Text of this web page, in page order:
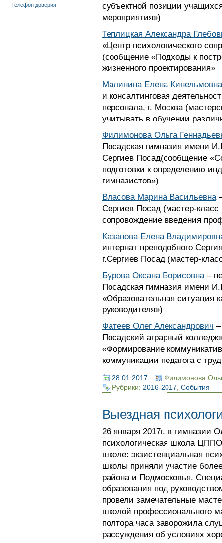
субъектной позиции
мероприятия»)
Теплицкая Александра
«Центр психологического
(сообщение «Подходы к
жизненного проектирования»
Малинина Елена Кинельмовна
и консалтинговая
персонала, г. Москва
учитывать в обучении
Филимонова Ольга
Посадская гимназия имени
Сергиев Посад(сообщение
подготовки к определению
гимназистов»)
Власова Марина Васильевна
Сергиев Посад (мастер-класс
сопровождение введения
Казанова Елена
интернат преподобного
г.Сергиев Посад (мастер-
Бурова Оксана Борисовна–
Посадская гимназия имени
«Образовательная ситуация
руководителя»)
Фатеев Олег Александрович
Посадский аграрный
«Формирование
коммуникации педагога с
28.01.2017 ·
Филимонова
Рубрики: 2016-2017, События
Выездная
26 января 2017г. в гимназии
психологическая школа
школе: экзистенциальная
школы приняли участие
района и Подмосковья.
образования под
провели замечательные
школой профессионального
полтора часа заворожила
рассуждения об условиях
Телефон доверия